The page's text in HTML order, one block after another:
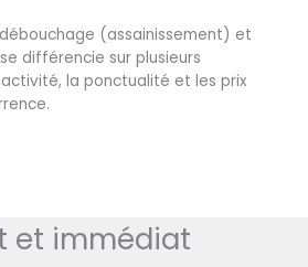
(assainissement) et
différencie sur plusieurs
la ponctualité et les prix
et immédiat